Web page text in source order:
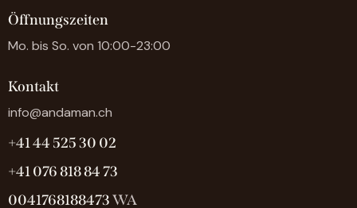
Öffnungszeiten
Mo. bis So. von 10:00-23:00
Kontakt
info@andaman.ch
+41 44 525 30 02
+41 076 818 84 73
0041768188473WA